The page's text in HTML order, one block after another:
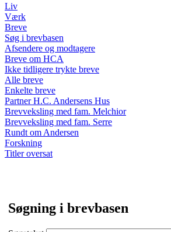
Liv
Værk
Breve
Søg i brevbasen
Afsendere og modtagere
Breve om HCA
Ikke tidligere trykte breve
Alle breve
Enkelte breve
Partner H.C. Andersens Hus
Brevveksling med fam. Melchior
Brevveksling med fam. Serre
Rundt om Andersen
Forskning
Titler oversat
Søgning i brevbasen